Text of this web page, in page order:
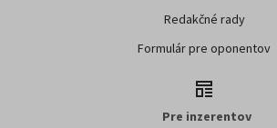
Redakčné rady
Formulár pre oponentov
Pre inzerentov